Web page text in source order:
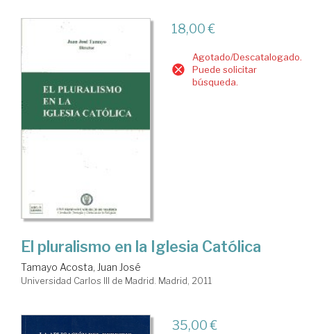
18,00 €
Agotado/Descatalogado.
Puede solicitar
búsqueda.
El pluralismo en la Iglesia Católica
Tamayo Acosta, Juan José
Universidad Carlos III de Madrid. Madrid, 2011
35,00 €